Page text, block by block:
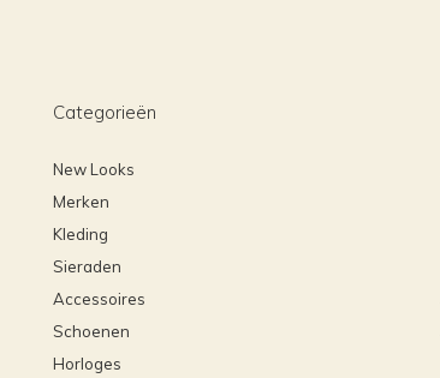
Categorieën
New Looks
Merken
Kleding
Sieraden
Accessoires
Schoenen
Horloges